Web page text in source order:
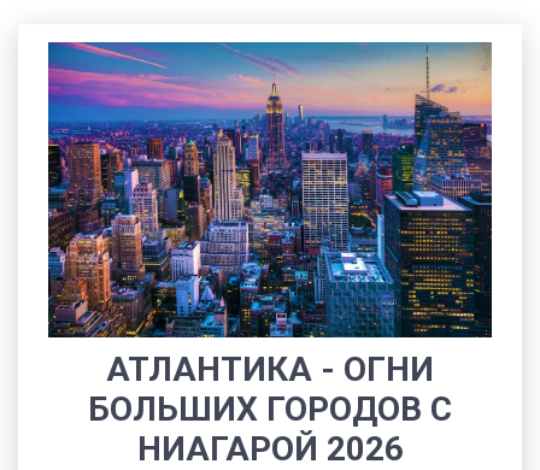
АТЛАНТИКА - ОГНИ
БОЛЬШИХ ГОРОДОВ С
НИАГАРОЙ 2026